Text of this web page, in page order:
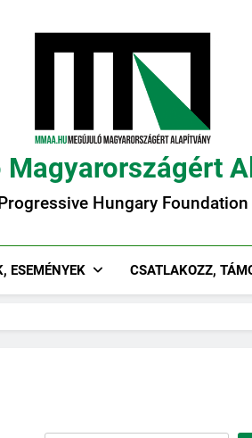
Magyarországért
Hungary Foundation
ESEMÉNYEK CSATLAKOZZ,